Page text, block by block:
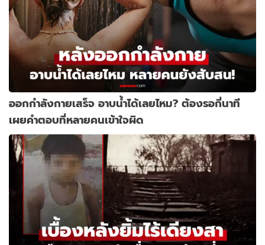
ออกกำลังกายเสร็จ อาบน้ำได้เลยไหม? ต้องรอกี่นาที
เผยคำตอบที่หลายคนเข้าใจผิด